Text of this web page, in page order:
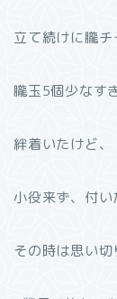
立て続けに朧チ
朧玉5個少なす
絆着いたけど、
小役来ず、付い
その時は思い切